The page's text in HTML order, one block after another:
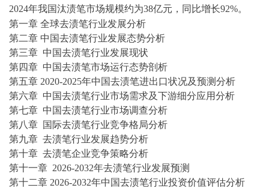
2024年我国汰渍笔市场规模约为38亿元，同比增长92%。
第一章 全球去渍笔行业发展分析
第二章 中国去渍笔行业发展态势分析
第三章 中国去渍笔行业发展现状
第四章 中国去渍笔市场运行态势剖析
第五章 2020-2025年中国去渍笔进出口状况及预测分析
第六章 中国去渍笔行业市场需求及下游细分应用分析
第七章 中国去渍笔行业市场调查分析
第八章 国际去渍笔行业竞争格局分析
第九章 去渍笔行业发展趋势分析
第十章 去渍笔企业竞争策略分析
第十一章 2026-2032年去渍笔行业发展预测
第十二章 2026-2032年中国去渍笔行业投资价值评估分析